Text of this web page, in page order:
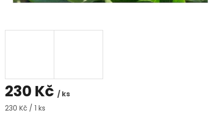
230 Kč / ks
Měrná
230 Kč / 1 ks